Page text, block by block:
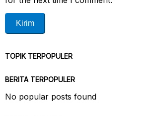
TOPIK TERPOPULER
BERITA TERPOPULER
No popular posts found